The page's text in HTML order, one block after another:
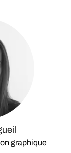
graphique